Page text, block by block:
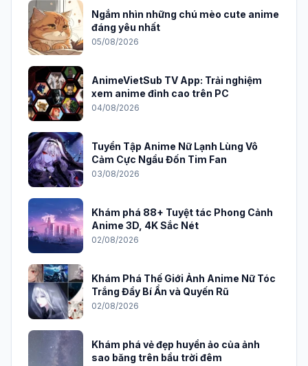
Ngắm nhìn những chú mèo cute anime
đáng yêu nhất
05/08/2026
AnimeVietSub TV App: Trải nghiệm
xem anime đỉnh cao trên PC
04/08/2026
Tuyển Tập Anime Nữ Lạnh Lùng Vô
Cảm Cực Ngầu Đốn Tim Fan
03/08/2026
Khám phá 88+ Tuyệt tác Phong Cảnh
Anime 3D, 4K Sắc Nét
02/08/2026
Khám Phá Thế Giới Ảnh Anime Nữ Tóc
Trắng Đầy Bí Ẩn và Quyến Rũ
02/08/2026
Khám phá vẻ đẹp huyền ảo của ảnh
sao băng trên bầu trời đêm